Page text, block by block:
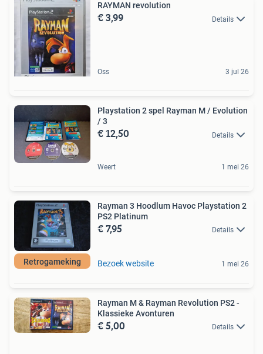
RAYMAN revolution
€ 3,99 Details
Oss 3 jul 26
Playstation 2 spel Rayman M / Evolution
/ 3
€ 12,50 Details
Weert 1 mei 26
Retrogameking
Rayman 3 Hoodlum Havoc Playstation 2
PS2 Platinum
€ 7,95 Details
Bezoek website 1 mei 26
Rayman M & Rayman Revolution PS2 -
Klassieke Avonturen
€ 5,00 Details